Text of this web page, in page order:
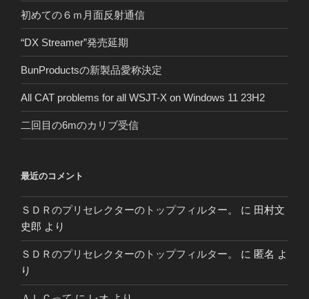
初めての６ｍ月面反射通信
“DX Streamer”発売延期
BunProductsの新製品愛称決定
All CAT problems for all WSJT-X on Windows 11 23H2
二回目の6mのカリブ受信
最近のコメント
ＳＤＲのプリセレクターのトップフィルター。 に 田村文
史郎 より
ＳＤＲのプリセレクターのトップフィルター。 に 匿名 よ
り